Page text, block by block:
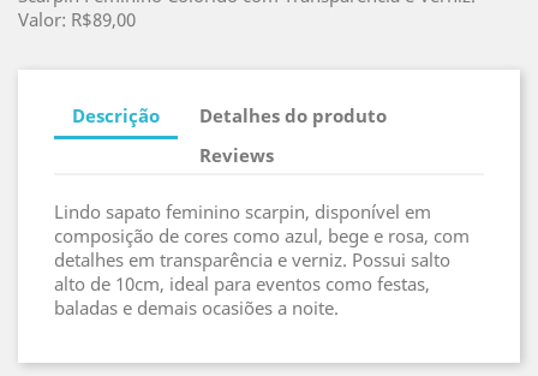
Valor: R$89,00
Descrição
Detalhes do produto
Reviews
Lindo sapato feminino scarpin, disponível em
composição de cores como azul, bege e rosa, com
detalhes em transparência e verniz. Possui salto
alto de 10cm, ideal para eventos como festas,
baladas e demais ocasiões a noite.